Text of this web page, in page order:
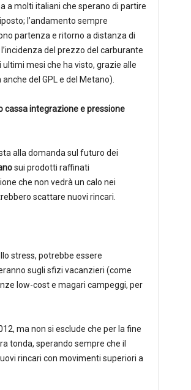
a molti italiani che sperano di partire
l’andamento sempre
partenza e ritorno a distanza di
del prezzo del carburante
mesi che ha visto, grazie alle
del GPL e del Metano).
cassa integrazione e pressione
alla domanda sul futuro dei
sui prodotti raffinati
che non vedrà un calo nei
scattare nuovi rincari.
stress, potrebbe essere
sugli sfizi vacanzieri (come
low-cost e magari campeggi, per
ma non si esclude che per la fine
tonda, sperando sempre che il
rincari con movimenti superiori a